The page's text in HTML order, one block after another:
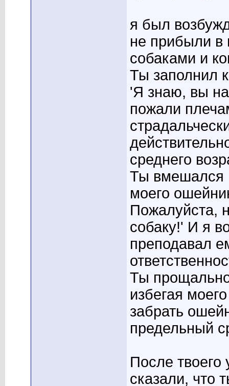
я был
не прибыли в
собаками и
Ты заполнил
'Я знаю, вы
пожали
среднего
Ты вмешался
моего
Пожалуйста,
собаку!' И я
преподавал
Ты
избегая
забрать
предельный
После
сказали, что